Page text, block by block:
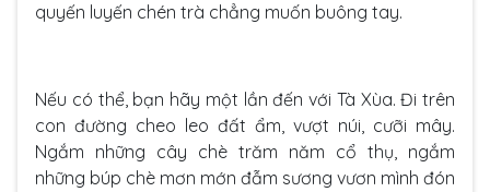
quyến luyến chén trà chẳng muốn buông tay.
Nếu có thể, bạn hãy một lần đến với Tà Xùa. Đi trên
con đường cheo leo đất ẩm, vượt núi, cưỡi mây.
Ngắm những cây chè trăm năm cổ thụ, ngắm
những búp chè mơn mớn đẫm sương vươn mình đón